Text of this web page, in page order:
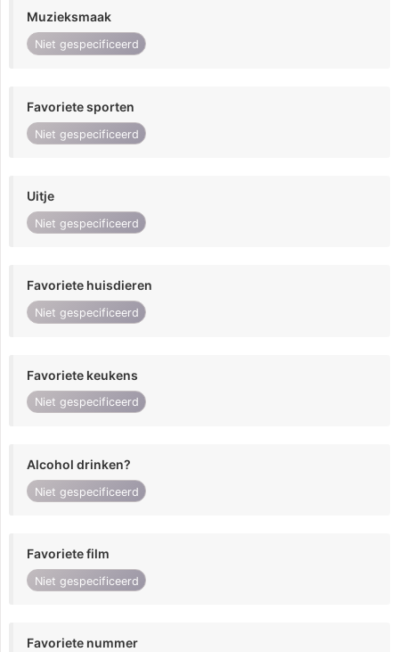
Muzieksmaak
Niet gespecificeerd
Favoriete sporten
Niet gespecificeerd
Uitje
Niet gespecificeerd
Favoriete huisdieren
Niet gespecificeerd
Favoriete keukens
Niet gespecificeerd
Alcohol drinken?
Niet gespecificeerd
Favoriete film
Niet gespecificeerd
Favoriete nummer